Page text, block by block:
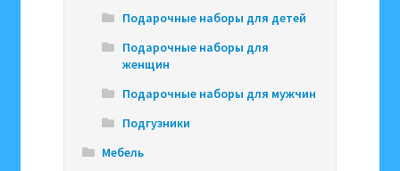
Подарочные наборы для детей
Подарочные наборы для
женщин
Подарочные наборы для мужчин
Подгузники
Мебель